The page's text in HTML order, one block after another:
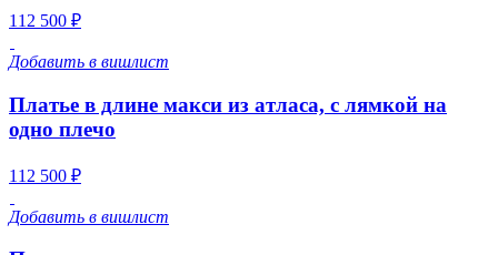
112 500 ₽
Добавить в вишлист
Платье в длине макси из атласа, с лямкой на
одно плечо
112 500 ₽
Добавить в вишлист